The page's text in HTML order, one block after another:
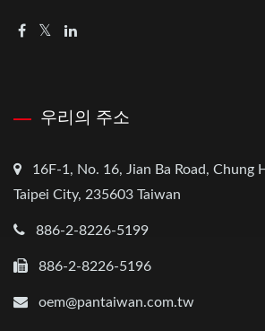
우리의 주소
16F-1, No. 16, Jian Ba Road, Chung
Taipei City, 235603 Taiwan
886-2-8226-5199
886-2-8226-5196
oem@pantaiwan.com.tw